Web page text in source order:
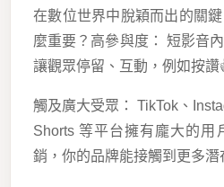
在數位世界中脫穎而出的關
麼重要？高參與度： 短影音
讓觀眾停留、互動，例如按
觸及廣大受眾： TikTok、
Shorts 等平台擁有龐大的用
銷，你的品牌能接觸到更多潛